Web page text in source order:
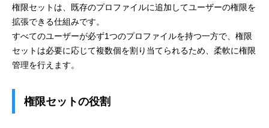
権限セットは、既存のプロファイルに追加してユーザーの権限を
拡張できる仕組みです。
すべてのユーザーが必ず1つのプロファイルを持つ一方で、権限
セットは必要に応じて複数個を割り当てられるため、柔軟に権限
管理を行えます。
権限セットの役割